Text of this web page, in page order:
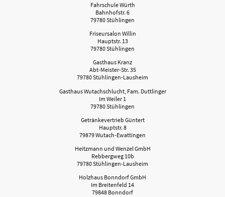
Fahrschule Würth
Bahnhofstr. 6
79780 Stühlingen
Friseursalon Willin
Hauptstr. 13
79780 Stühlingen
Gasthaus Kranz
Abt-Meister-Str. 35
79780 Stühlingen-Lausheim
Gasthaus Wutachschlucht, Fam. Duttlinger
Im Weiler 1
79780 Stühlingen
Getränkevertrieb Güntert
Hauptstr. 8
79879 Wutach-Ewattingen
Heitzmann und Wenzel GmbH
Rebbergweg 10b
79780 Stühlingen-Lausheim
Holzhaus Bonndorf GmbH
Im Breitenfeld 14
79848 Bonndorf